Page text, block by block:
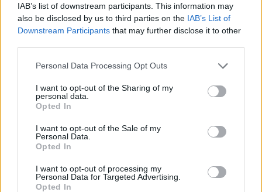
IAB’s list of downstream participants. This information may
also be disclosed by us to third parties on the IAB’s List of
Downstream Participants that may further disclose it to other
Please note that this website/app uses one or more Google
not limited to your visit or usage behaviour. You may click to
grant or deny consent to Google and its third-party tags to
use your data for below specified purposes in below Google
consent section.
Personal Data Processing Opt Outs
I want to opt-out of the Sharing of my
personal data.
Opted In
I want to opt-out of the Sale of my
Personal Data.
Opted In
I want to opt-out of processing my
Personal Data for Targeted Advertising.
Opted In
El Brent cae un 8.3% y arrastra a las materias primas
Lucía Herrera · 7 Ago 2026